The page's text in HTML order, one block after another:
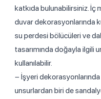
katkıda bulunabilirsiniz. İç
duvar dekorasyonlarında
su perdesi bölücüleri ve
tasarımında doğayla ilgili
kullanılabilir.
– İşyeri dekorasyonlarında
unsurlardan biri de